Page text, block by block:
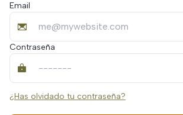
Email
Contraseña
¿Has olvidado tu contraseña?